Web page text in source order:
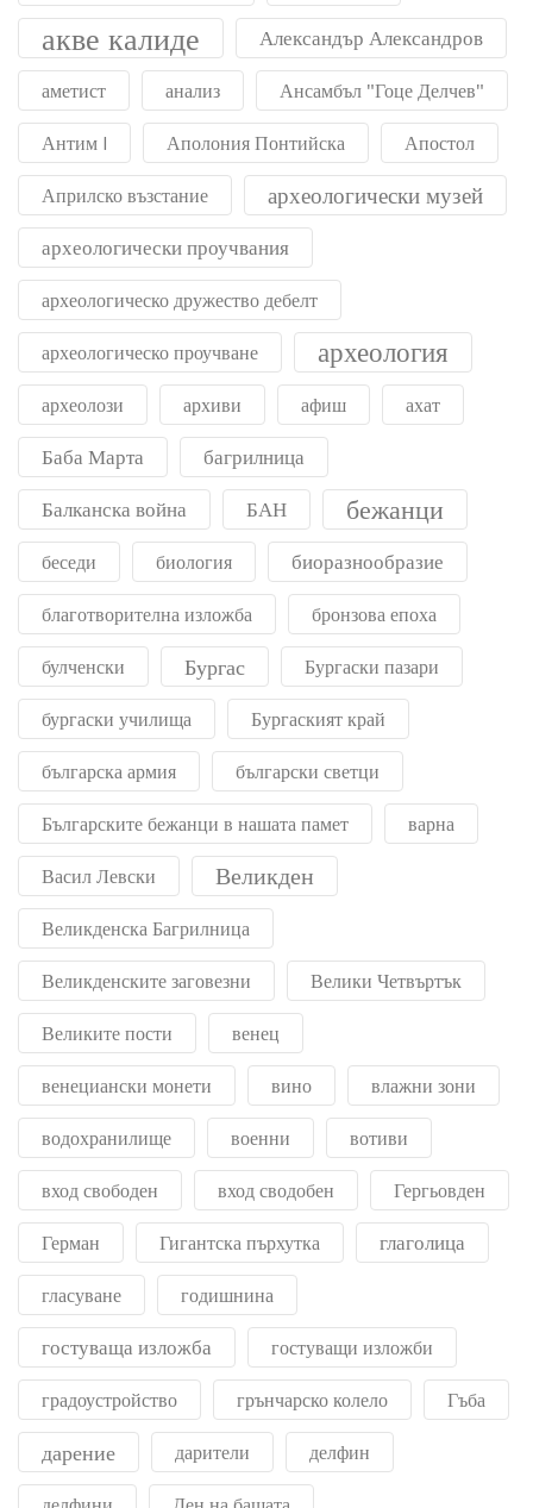
акве калиде Александър Александров
аметист анализ Ансамбъл "Гоце Делчев"
Антим I Аполония Понтийска Апостол
Априлско възстание археологически музей
археологически проучвания
археологическо дружество дебелт
археологическо проучване археология
археолози архиви афиш ахат
Баба Марта багрилница
Балканска война БАН бежанци
беседи биология биоразнообразие
благотворителна изложба бронзова епоха
булченски Бургас Бургаски пазари
бургаски училища Бургаският край
българска армия български светци
Българските бежанци в нашата памет варна
Васил Левски Великден
Великденска Багрилница
Великденските заговезни Велики Четвъртък
Великите пости венец
венециански монети вино влажни зони
водохранилище военни вотиви
вход свободен вход сводобен Гергьовден
Герман Гигантска пърхутка глаголица
гласуване годишнина
гостуваща изложба гостуващи изложби
градоустройство грънчарско колело Гъба
дарение дарители делфин